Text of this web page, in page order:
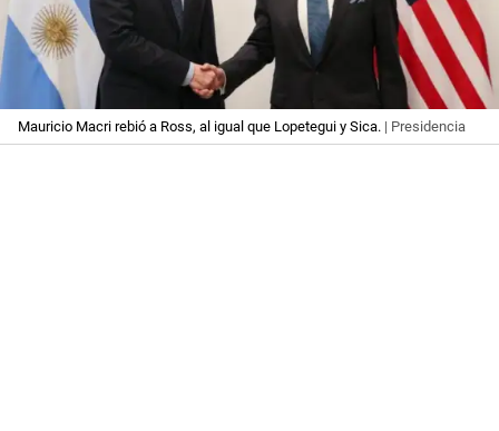
Mauricio Macri rebió a Ross, al igual que Lopetegui y Sica. | Presidencia